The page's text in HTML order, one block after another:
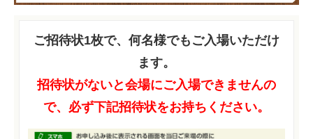
ご招待状1枚で、何名様でもご入場いただけ
ます。
招待状がないと会場にご入場できませんの
で、必ず下記招待状をお持ちください。